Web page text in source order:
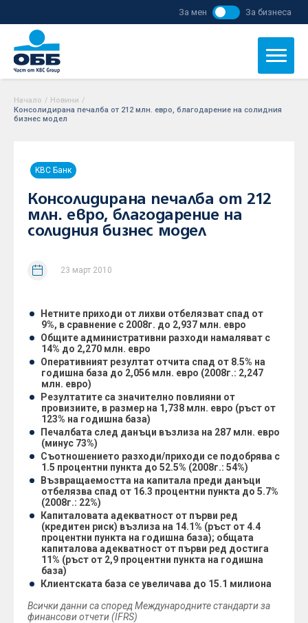
За мен За бизнеса
Начало / Новини /
Консолидирана печалба от 212 млн. евро, благодарение на солидния
бизнес модел
KBC Банк
Консолидирана печалба от 212
млн. евро, благодарение на
солидния бизнес модел
23 март 2010
Нетните приходи от лихви отбелязват спад от
9%, в сравнение с 2008г. до 2,937 млн. евро
Общите административни разходи намаляват с
14% до 2,270 млн. евро
Оперативният резултат отчита спад от 8.5% на
годишна база до 2,056 млн. евро (2008г.: 2,247
млн. евро)
Резултатите са значително повлияни от
провизиите, в размер на 1,738 млн. евро (ръст от
123% на годишна база)
Печалбата след данъци възлиза на 287 млн. евро
(минус 73%)
Съотношението разходи/приходи се подобрява с
1.5 процентни пункта до 52.5% (2008г.: 54%)
Възвращаемостта на капитала преди данъци
отбелязва спад от 16.3 процентни пункта до 5.7%
(2008г.: 22%)
Капиталовата адекватност от първи ред
(кредитен риск) възлиза на 14.1% (ръст от 4.4
процентни пункта на годишна база); общата
капиталова адекватност от първи ред достига
11% (ръст от 2,9 процентни пункта на годишна
база)
Клиентската база се увеличава до 15.1 милиона
Всички данни са според Международните стандарти за
финансови отчети (IFRS)